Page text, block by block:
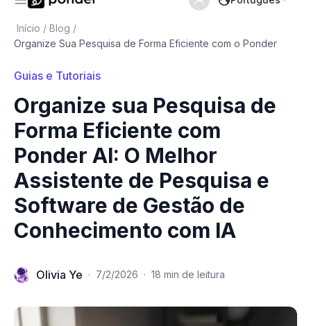
Início / Blog /
Organize Sua Pesquisa de Forma Eficiente com o Ponder
Guias e Tutoriais
Organize sua Pesquisa de
Forma Eficiente com
Ponder AI: O Melhor
Assistente de Pesquisa e
Software de Gestão de
Conhecimento com IA
Olivia Ye · 7/2/2026 · 18 min de leitura